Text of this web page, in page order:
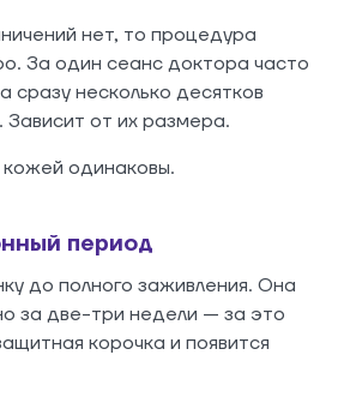
нет, то процедура
За один сеанс доктора часто
сразу несколько десятков
от их размера.
одинаковы.
период
до полного заживления. Она
за две-три недели — за это
корочка и появится